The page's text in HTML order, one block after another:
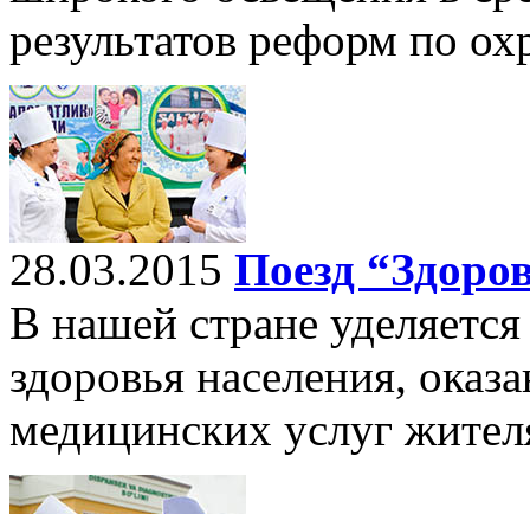
результатов реформ по
28.03.2015 Поезд
В нашей стране
здоровья населения,
медицинских услуг